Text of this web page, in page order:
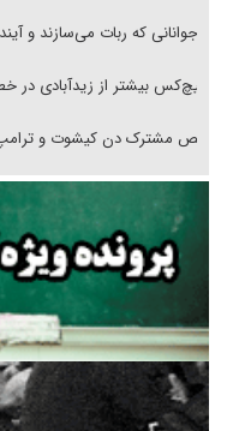
نوجوانانی که ربات می‌سازند و
هیچ‌کس بیشتر از زیدآبادی در
رقص مشترک دن کیشوت و
دنده دولت به واگذاری
غریزه‌ی بقا و آقای باقی و رفقا
جراحی‌های زیبایی با مدرک
گفت‌وگو با همسر یکی از
انگشت‌های پا شناسایی کردیم